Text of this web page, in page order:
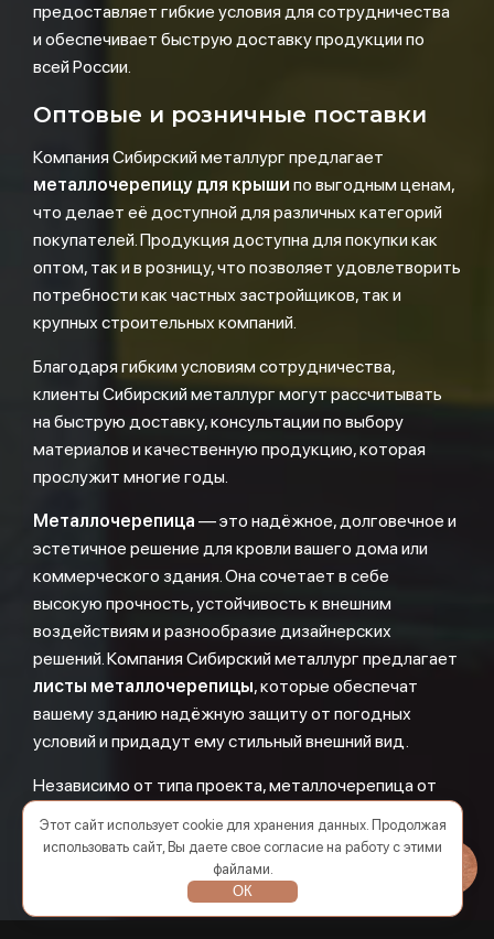
предоставляет гибкие условия для сотрудничества
и обеспечивает быструю доставку продукции по
всей России.
Оптовые и розничные поставки
Компания Сибирский металлург предлагает
металлочерепицу для крыши по выгодным ценам,
что делает её доступной для различных категорий
покупателей. Продукция доступна для покупки как
оптом, так и в розницу, что позволяет удовлетворить
потребности как частных застройщиков, так и
крупных строительных компаний.
Благодаря гибким условиям сотрудничества,
клиенты Сибирский металлург могут рассчитывать
на быструю доставку, консультации по выбору
материалов и качественную продукцию, которая
прослужит многие годы.
Металлочерепица — это надёжное, долговечное и
эстетичное решение для кровли вашего дома или
коммерческого здания. Она сочетает в себе
высокую прочность, устойчивость к внешним
воздействиям и разнообразие дизайнерских
решений. Компания Сибирский металлург предлагает
листы металлочерепицы, которые обеспечат
вашему зданию надёжную защиту от погодных
условий и придадут ему стильный внешний вид.
Независимо от типа проекта, металлочерепица от
для создания красивой и долговечной крыши.
Этот сайт использует cookie для хранения данных. Продолжая
использовать сайт, Вы даете свое согласие на работу с этими
файлами.
ОК